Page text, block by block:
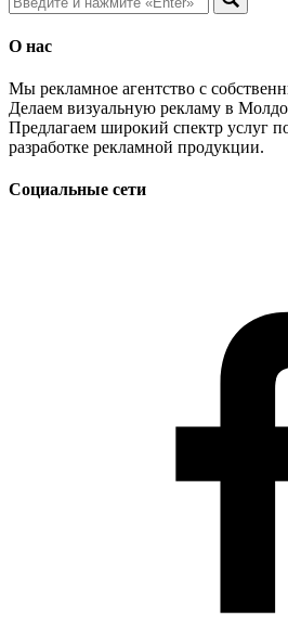
О нас
Мы рекламное агентство с
Делаем визуальную рекламу в
Предлагаем широкий спектр услуг
разработке рекламной продукции.
Социальные сети